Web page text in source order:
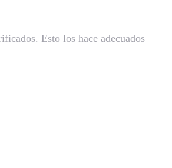
Esto los hace adecuados